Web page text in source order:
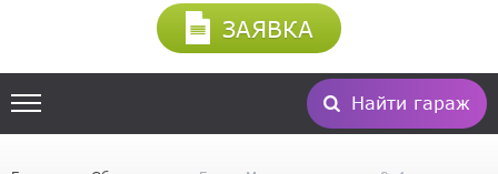
Найти гараж
ЗАЯВКА